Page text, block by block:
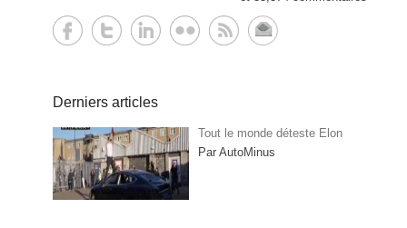
Derniers articles
Tout le monde déteste Elon
Par AutoMinus